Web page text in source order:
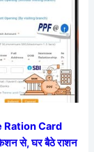
Ration Card
से, घर बैठे राशन